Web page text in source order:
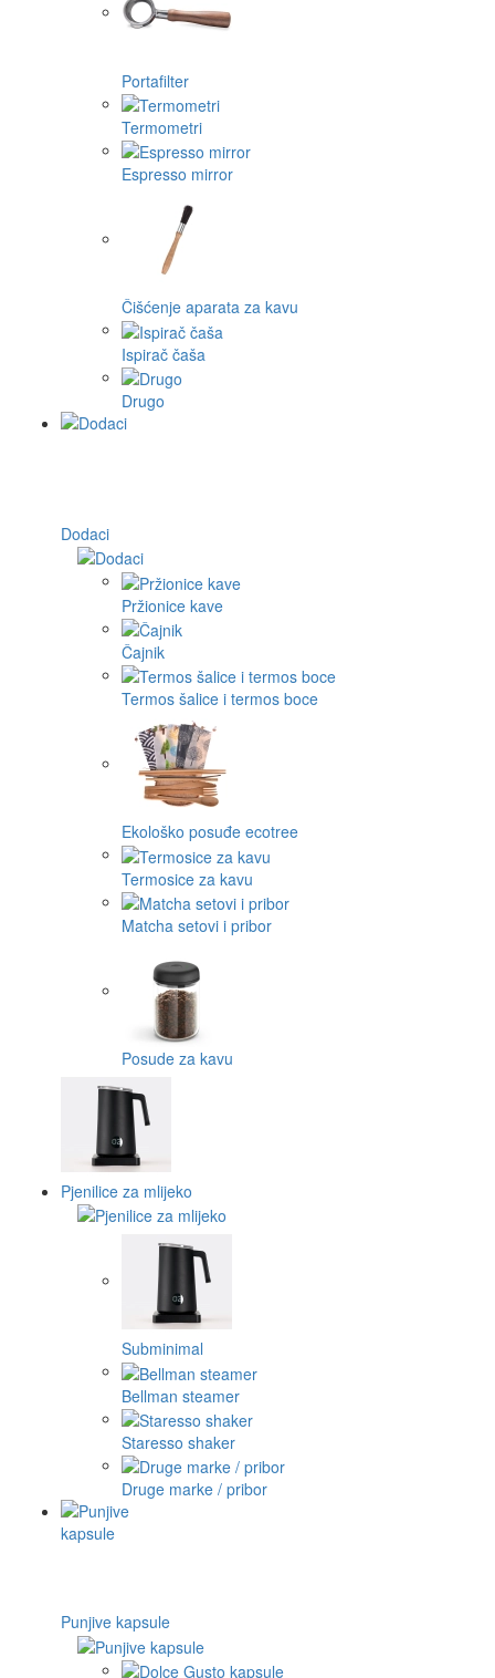
Portafilter
Termometri
Espresso mirror
Čišćenje aparata za kavu
Ispirač čaša
Drugo
Dodaci
Pržionice kave
Čajnik
Termos šalice i termos boce
Ekološko posuđe ecotree
Termosice za kavu
Matcha setovi i pribor
Posude za kavu
Pjenilice za mlijeko
Subminimal
Bellman steamer
Staresso shaker
Druge marke / pribor
Punjive kapsule